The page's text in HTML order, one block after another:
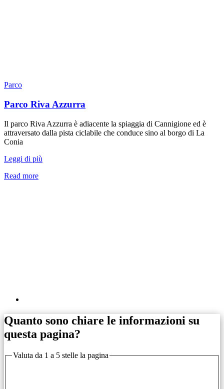
Parco
Parco Riva Azzurra
Il parco Riva Azzurra è adiacente la spiaggia di Cannigione ed è
attraversato dalla pista ciclabile che conduce sino al borgo di La
Conia
Leggi di più
Read more
Quanto sono chiare le informazioni su
questa pagina?
Valuta da 1 a 5 stelle la pagina